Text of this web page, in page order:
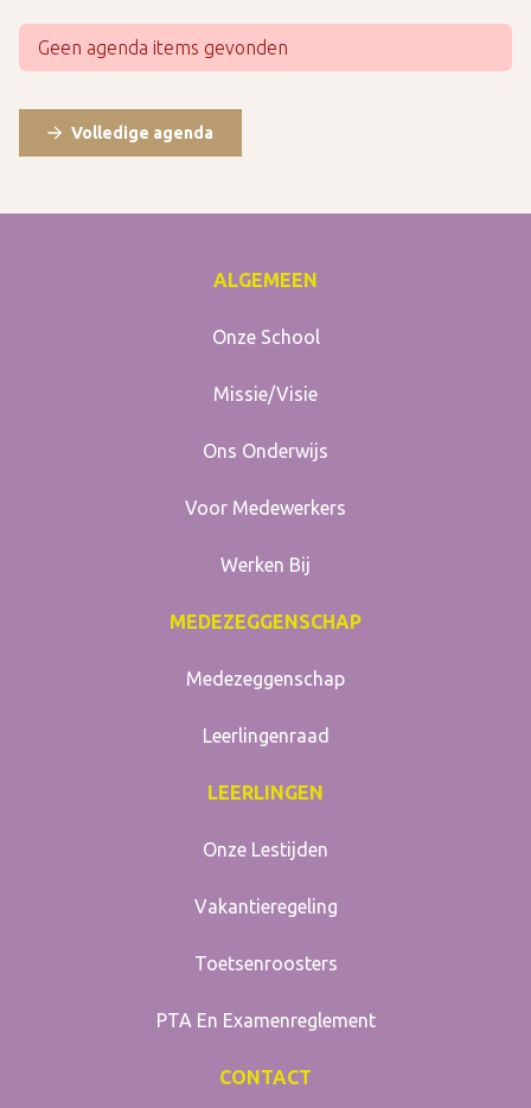
Geen agenda items gevonden
Volledige agenda
ALGEMEEN
Onze School
Missie/Visie
Ons Onderwijs
Voor Medewerkers
Werken Bij
MEDEZEGGENSCHAP
Medezeggenschap
Leerlingenraad
LEERLINGEN
Onze Lestijden
Vakantieregeling
Toetsenroosters
PTA En Examenreglement
CONTACT